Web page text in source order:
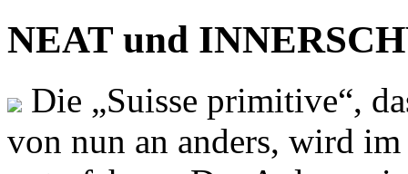
NEAT und
Die „Suisse primitive“,
von nun an anders, wird